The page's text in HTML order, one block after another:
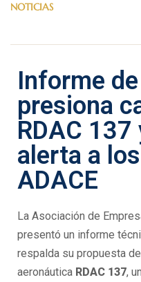
NOTICIAS
Informe
presiona
RDAC 137
alerta a
ADACE
La Asociación de
presentó un informe
respalda su propuesta
aeronáutica RDAC 137,